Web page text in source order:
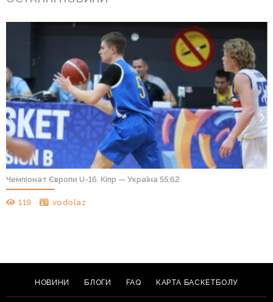
Чемпіонат Європи U-16. Кіпр — Україна 55:62
119 vodolaz
НОВИНИ БЛОГИ FAQ КАРТА БАСКЕТБОЛУ